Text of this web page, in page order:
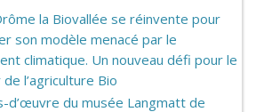
la Biovallée se réinvente pour
son modèle menacé par le
climatique. Un nouveau défi pour le
l’agriculture Bio
d’œuvre du musée Langmatt de